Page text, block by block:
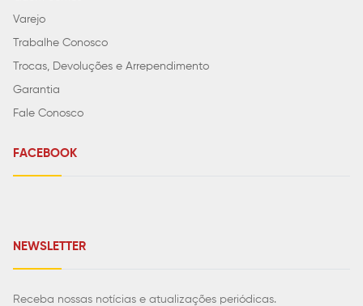
Varejo
Trabalhe Conosco
Trocas, Devoluções e Arrependimento
Garantia
Fale Conosco
FACEBOOK
NEWSLETTER
Receba nossas notícias e atualizações periódicas.